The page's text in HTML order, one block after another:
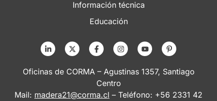
Información técnica
Educación
Oficinas de CORMA – Agustinas 1357, Santiago
Centro
Mail: madera21@corma.cl – Teléfono: +56 2331 42